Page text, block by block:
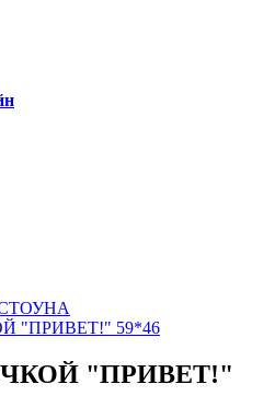
"ПРИВЕТ!" 59*46
"ПРИВЕТ!"